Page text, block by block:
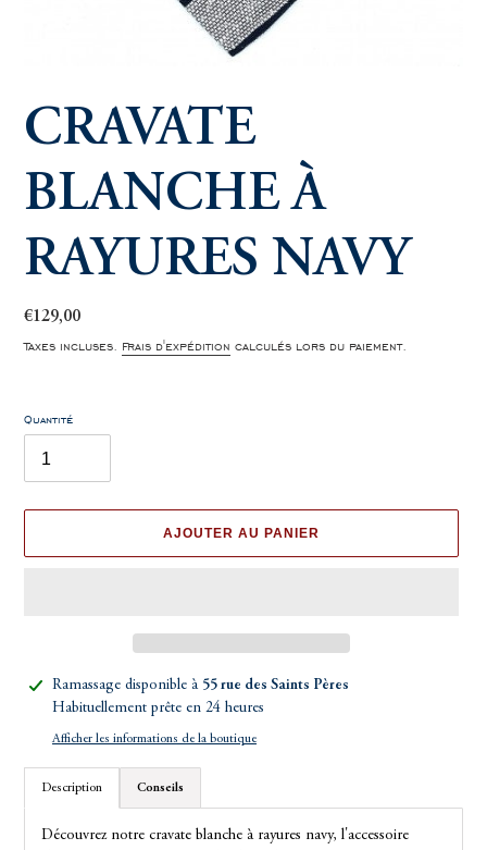
CRAVATE
BLANCHE À
RAYURES NAVY
Prix
normal
€129,00
Taxes incluses. Frais d'expédition calculés lors du paiement.
Quantité
AJOUTER AU PANIER
Ajout
produit
Ramassage disponible à 55 rue des Saints Pères
Habituellement prête en 24 heures
Afficher les informations de la boutique
Description Conseils
Découvrez notre cravate blanche à rayures navy, l'accessoire